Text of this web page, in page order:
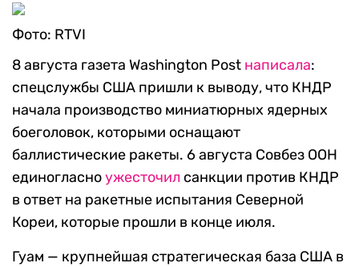
Фото: RTVI
8 августа газета Washington Post написала:
спецслужбы США пришли к выводу, что КНДР
начала производство миниатюрных ядерных
боеголовок, которыми оснащают
баллистические ракеты. 6 августа Совбез ООН
единогласноужесточил санкции против КНДР
в ответ на ракетные испытания Северной
Кореи, которые прошли в конце июля.
Гуам — крупнейшая стратегическая база США в